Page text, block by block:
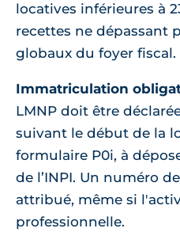
locatives inférieures à
recettes ne dépassant
globaux du foyer fiscal.
Immatriculation
LMNP doit être
suivant le début de la
formulaire P0i, à
de l’INPI. Un numéro
attribué, même si
professionnelle.